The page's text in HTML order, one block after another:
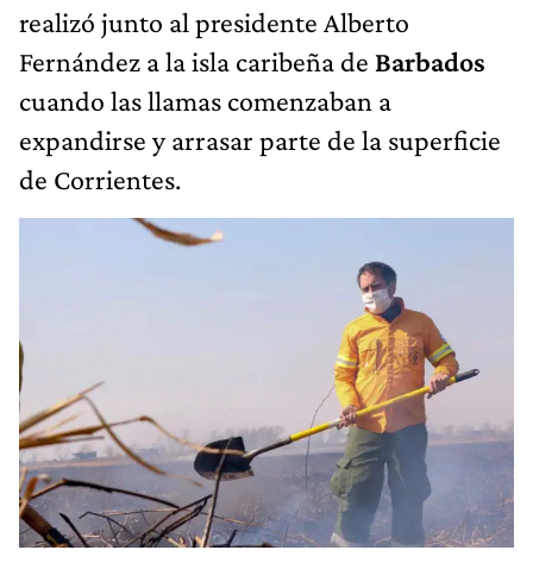
realizó junto al presidente Alberto
Fernández a la isla caribeña de Barbados
cuando las llamas comenzaban a
expandirse y arrasar parte de la superficie
de Corrientes.